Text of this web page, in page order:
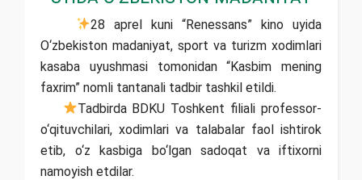
28 aprel kuni “Renessans” kino uyida
O‘zbekiston madaniyat, sport va turizm xodimlari
kasaba uyushmasi tomonidan “Kasbim mening
faxrim” nomli tantanali tadbir tashkil etildi.
Tadbirda BDKU Toshkent filiali professor-
o‘qituvchilari, xodimlari va talabalar faol ishtirok
etib, o‘z kasbiga bo‘lgan sadoqat va iftixorni
namoyish etdilar.